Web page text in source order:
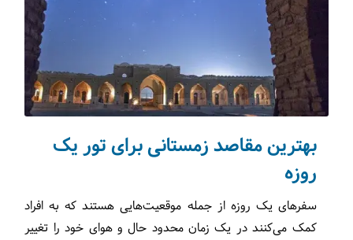
حیات وحش(30)
تورهای ورودی
ویزا(81)
استانبول(193)
بهترین مقاصد زمستانی برای تور یک
روزه
سفرهای یک روزه از جمله موقعیت‌هایی هستند که به افراد
کمک می‌کنند در یک زمان محدود حال و هوای خود را تغییر